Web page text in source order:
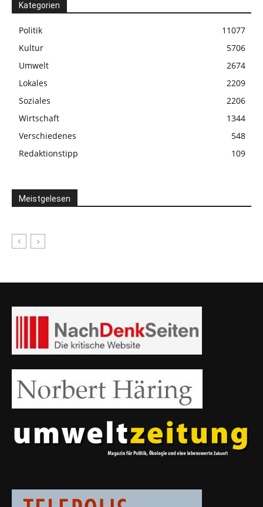
Kategorien
Politik
11077
Kultur
5706
Umwelt
2674
Lokales
2209
Soziales
2206
Wirtschaft
1344
Verschiedenes
548
Redaktionstipp
109
Meistgelesen